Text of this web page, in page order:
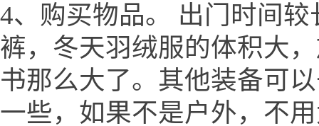
4、购买物品。 出门时间
裤，冬天羽绒服的体积大
书那么大了。其他装备可
一些，如果不是户外，不